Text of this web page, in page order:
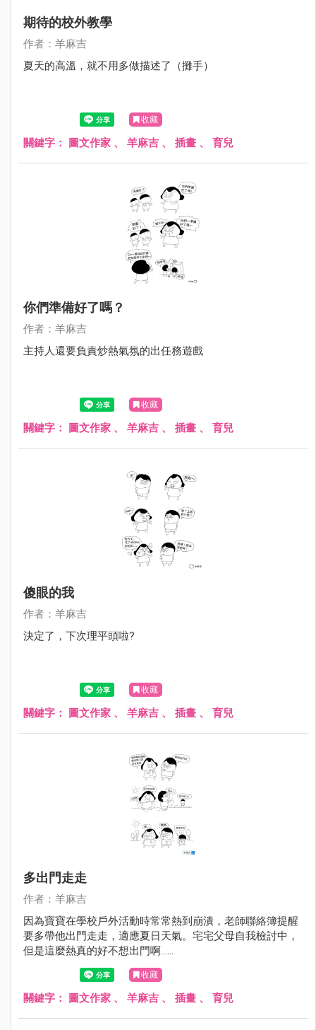
期待的校外教學
作者：羊麻吉
夏天的高溫，就不用多做描述了（攤手）
收藏
關鍵字： 圖文作家 、 羊麻吉 、 插畫 、 育兒
你們準備好了嗎？
作者：羊麻吉
主持人還要負責炒熱氣氛的出任務遊戲
收藏
關鍵字： 圖文作家 、 羊麻吉 、 插畫 、 育兒
傻眼的我
作者：羊麻吉
決定了，下次理平頭啦?
收藏
關鍵字： 圖文作家 、 羊麻吉 、 插畫 、 育兒
多出門走走
作者：羊麻吉
因為寶寶在學校戶外活動時常常熱到崩潰，老師聯絡簿提醒
要多帶他出門走走，適應夏日天氣。宅宅父母自我檢討中，
但是這麼熱真的好不想出門啊……
收藏
關鍵字： 圖文作家 、 羊麻吉 、 插畫 、 育兒